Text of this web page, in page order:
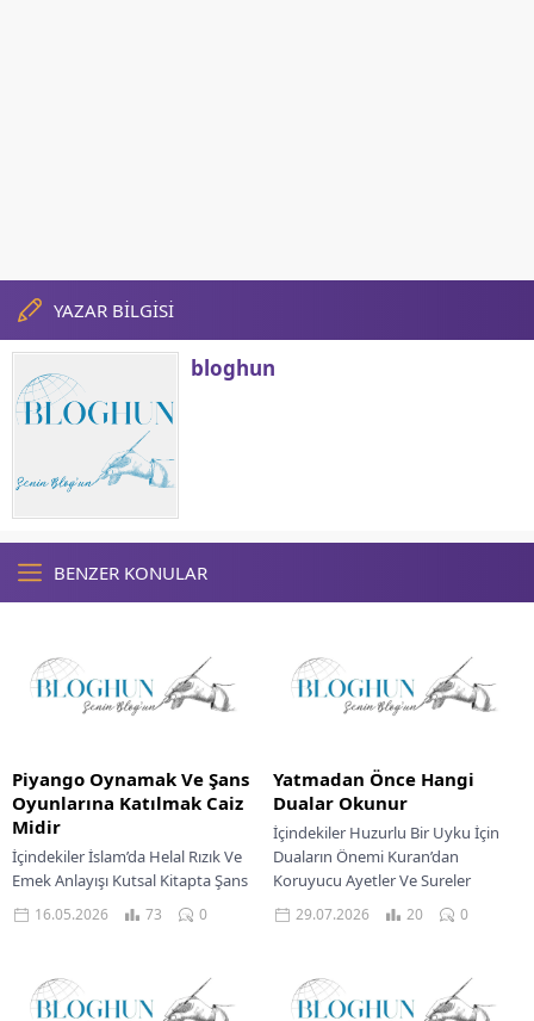
YAZAR BİLGİSİ
bloghun
BENZER KONULAR
Piyango Oynamak Ve Şans
Oyunlarına Katılmak Caiz
Midir
İçindekiler İslam’da Helal Rızık Ve
Emek Anlayışı Kutsal Kitapta Şans
Oyunlarına Bakış Hadisler Işığında
Kumarın Yeri Toplum Üzerindeki
16.05.2026 73 0
Yatmadan Önce Hangi
Dualar Okunur
İçindekiler Huzurlu Bir Uyku İçin
Duaların Önemi Kuran’dan
Koruyucu Ayetler Ve Sureler
Peygamber Efendimizin
Sünnetinde Uyku Duaları Niyet Ve
29.07.2026 20 0